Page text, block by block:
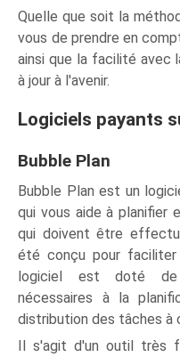
Quelle que soit la
vous de prendre en
ainsi que la facilité avec
à jour à l'avenir.
Logiciels payants
Bubble Plan
Bubble Plan est un
qui vous aide à planifier
qui doivent être
été conçu pour
logiciel est doté de
nécessaires à la
distribution des tâches à
Il s'agit d'un outil très